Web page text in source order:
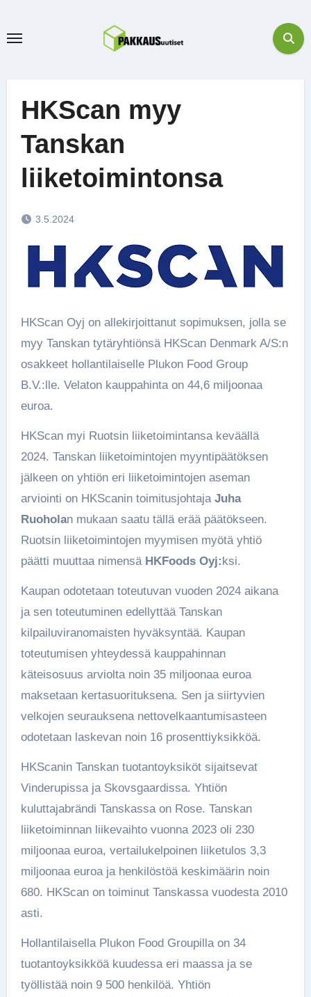
HKScan myy
Tanskan
liiketoimintonsa
3.5.2024
HKScan Oyj on allekirjoittanut sopimuksen, jolla se
myy Tanskan tytäryhtiönsä HKScan Denmark A/S:n
osakkeet hollantilaiselle Plukon Food Group
B.V.:lle. Velaton kauppahinta on 44,6 miljoonaa
euroa.
HKScan myi Ruotsin liiketoimintansa keväällä
2024. Tanskan liiketoimintojen myyntipäätöksen
jälkeen on yhtiön eri liiketoimintojen aseman
arviointi on HKScanin toimitusjohtaja Juha
Ruoholan mukaan saatu tällä erää päätökseen.
Ruotsin liiketoimintojen myymisen myötä yhtiö
päätti muuttaa nimensä HKFoods Oyj:ksi.
Kaupan odotetaan toteutuvan vuoden 2024 aikana
ja sen toteutuminen edellyttää Tanskan
kilpailuviranomaisten hyväksyntää. Kaupan
toteutumisen yhteydessä kauppahinnan
käteisosuus arviolta noin 35 miljoonaa euroa
maksetaan kertasuorituksena. Sen ja siirtyvien
velkojen seurauksena nettovelkaantumisasteen
odotetaan laskevan noin 16 prosenttiyksikköä.
HKScanin Tanskan tuotantoyksiköt sijaitsevat
Vinderupissa ja Skovsgaardissa. Yhtiön
kuluttajabrändi Tanskassa on Rose. Tanskan
liiketoiminnan liikevaihto vuonna 2023 oli 230
miljoonaa euroa, vertailukelpoinen liiketulos 3,3
miljoonaa euroa ja henkilöstöä keskimäärin noin
680. HKScan on toiminut Tanskassa vuodesta 2010
asti.
Hollantilaisella Plukon Food Groupilla on 34
tuotantoyksikköä kuudessa eri maassa ja se
työllistää noin 9 500 henkilöä. Yhtiön